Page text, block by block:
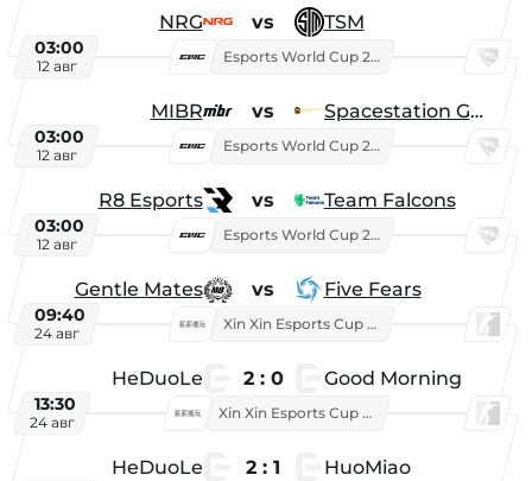
NRG vs TSM
03:00
12 авг
Esports World Cup 2026
MIBR vs Spacestation Gaming
03:00
12 авг
Esports World Cup 2026
R8 Esports vs Team Falcons
03:00
12 авг
Esports World Cup 2026
Gentle Mates vs Five Fears
09:40
24 авг
Xin Xin Esports Cup 2025
HeDuoLe 2 : 0 Good Morning
13:30
24 авг
Xin Xin Esports Cup 2026
HeDuoLe 2 : 1 HuoMiao